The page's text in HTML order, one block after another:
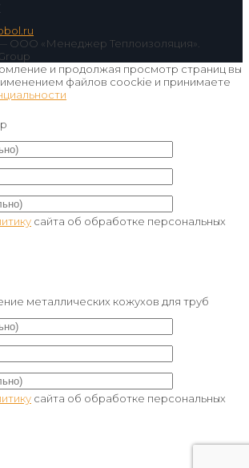
ООО «Менеджер Теплоизоляция».
и продолжая просмотр страниц вы
файлов coockie и принимаете
сайта об обработке персональных
металлических кожухов для труб
сайта об обработке персональных